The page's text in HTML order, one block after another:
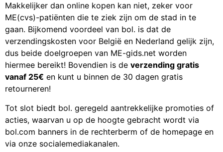
Makkelijker dan online kopen kan niet, zeker voor
ME(cvs)-patiënten die te ziek zijn om de stad in te
gaan. Bijkomend voordeel van bol. is dat de
verzendingskosten voor België en Nederland gelijk zijn,
dus beide doelgroepen van ME-gids.net worden
hiermee bereikt! Bovendien is de verzending gratis
vanaf 25€ en kunt u binnen de 30 dagen gratis
retourneren!
Tot slot biedt bol. geregeld aantrekkelijke promoties of
acties, waarvan u op de hoogte gebracht wordt via
bol.com banners in de rechterberm of de homepage en
via onze socialemediakanalen.